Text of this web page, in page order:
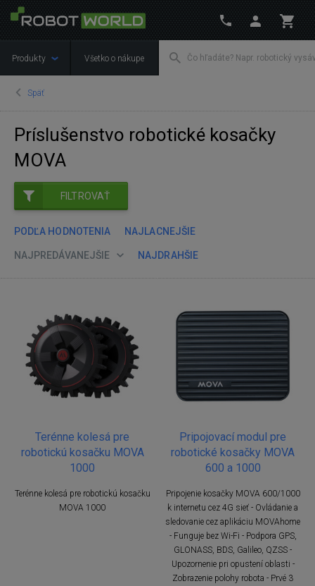
Produkty Všetko o nákupe
Späť
Príslušenstvo robotické kosačky
MOVA
FILTROVAŤ
PODĽA HODNOTENIA NAJLACNEJŠIE
NAJPREDÁVANEJŠIE NAJDRAHŠIE
Terénne kolesá pre
robotickú kosačku MOVA
1000
Terénne kolesá pre robotickú kosačku
MOVA 1000
Pripojovací modul pre
robotické kosačky MOVA
600 a 1000
Pripojenie kosačky MOVA 600/1000
k internetu cez 4G sieť - Ovládanie a
sledovanie cez aplikáciu MOVAhome
- Funguje bez Wi-Fi - Podpora GPS,
GLONASS, BDS, Galileo, QZSS -
Upozornenie pri opustení oblasti -
Zobrazenie polohy robota - Prvé 3